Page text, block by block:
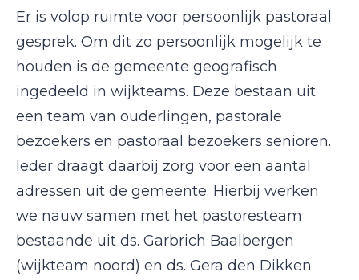
Er is volop ruimte voor persoonlijk pastoraal
gesprek. Om dit zo persoonlijk mogelijk te
houden is de gemeente geografisch
ingedeeld in wijkteams. Deze bestaan uit
een team van ouderlingen, pastorale
bezoekers en pastoraal bezoekers senioren.
Ieder draagt daarbij zorg voor een aantal
adressen uit de gemeente. Hierbij werken
we nauw samen met het pastoresteam
bestaande uit ds. Garbrich Baalbergen
(wijkteam noord) en ds. Gera den Dikken